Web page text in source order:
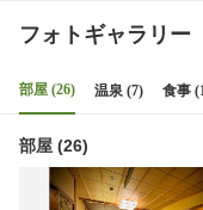
フォトギャラリー
部屋 (26) 温泉 (7) 食事
部屋 (26)